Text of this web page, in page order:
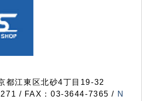
江東区北砂4丁目19-32
/ FAX：03-3644-7365 / N